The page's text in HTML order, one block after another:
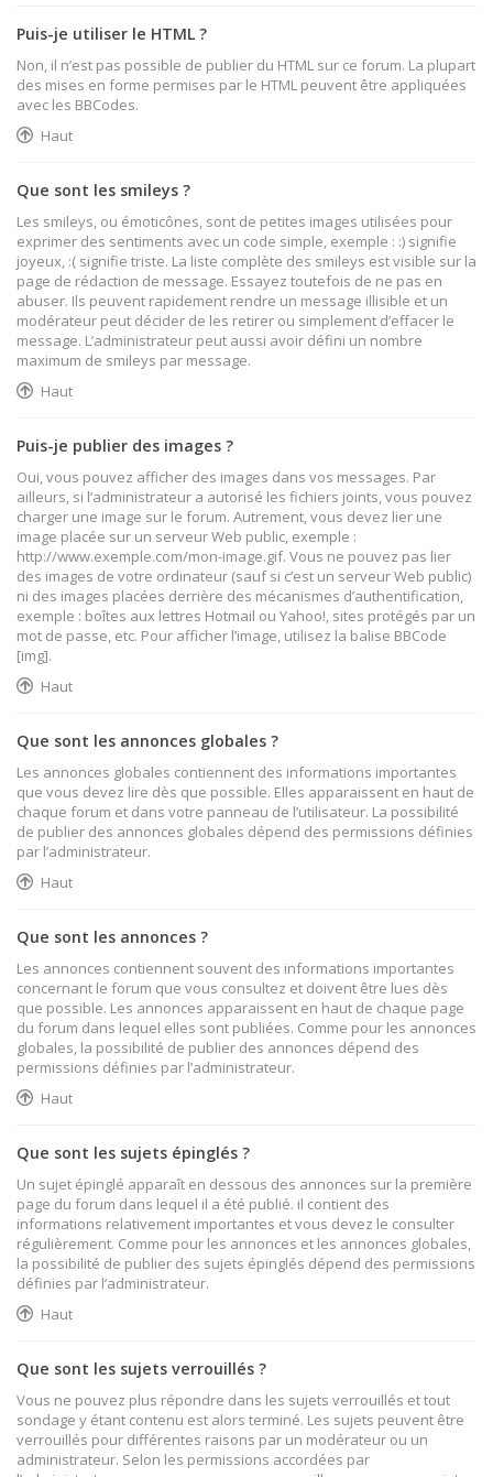
Puis-je utiliser le HTML ?
Non, il n’est pas possible de publier du HTML sur ce forum. La plupart
des mises en forme permises par le HTML peuvent être appliquées
avec les BBCodes.
Haut
Que sont les smileys ?
Les smileys, ou émoticônes, sont de petites images utilisées pour
exprimer des sentiments avec un code simple, exemple : :) signifie
joyeux, :( signifie triste. La liste complète des smileys est visible sur la
page de rédaction de message. Essayez toutefois de ne pas en
abuser. Ils peuvent rapidement rendre un message illisible et un
modérateur peut décider de les retirer ou simplement d’effacer le
message. L’administrateur peut aussi avoir défini un nombre
maximum de smileys par message.
Haut
Puis-je publier des images ?
Oui, vous pouvez afficher des images dans vos messages. Par
ailleurs, si l’administrateur a autorisé les fichiers joints, vous pouvez
charger une image sur le forum. Autrement, vous devez lier une
image placée sur un serveur Web public, exemple :
http://www.exemple.com/mon-image.gif. Vous ne pouvez pas lier
des images de votre ordinateur (sauf si c’est un serveur Web public)
ni des images placées derrière des mécanismes d’authentification,
exemple : boîtes aux lettres Hotmail ou Yahoo!, sites protégés par un
mot de passe, etc. Pour afficher l’image, utilisez la balise BBCode
[img].
Haut
Que sont les annonces globales ?
Les annonces globales contiennent des informations importantes
que vous devez lire dès que possible. Elles apparaissent en haut de
chaque forum et dans votre panneau de l’utilisateur. La possibilité
de publier des annonces globales dépend des permissions définies
par l’administrateur.
Haut
Que sont les annonces ?
Les annonces contiennent souvent des informations importantes
concernant le forum que vous consultez et doivent être lues dès
que possible. Les annonces apparaissent en haut de chaque page
du forum dans lequel elles sont publiées. Comme pour les annonces
globales, la possibilité de publier des annonces dépend des
permissions définies par l’administrateur.
Haut
Que sont les sujets épinglés ?
Un sujet épinglé apparaît en dessous des annonces sur la première
page du forum dans lequel il a été publié. il contient des
informations relativement importantes et vous devez le consulter
régulièrement. Comme pour les annonces et les annonces globales,
la possibilité de publier des sujets épinglés dépend des permissions
définies par l’administrateur.
Haut
Que sont les sujets verrouillés ?
Vous ne pouvez plus répondre dans les sujets verrouillés et tout
sondage y étant contenu est alors terminé. Les sujets peuvent être
verrouillés pour différentes raisons par un modérateur ou un
administrateur. Selon les permissions accordées par